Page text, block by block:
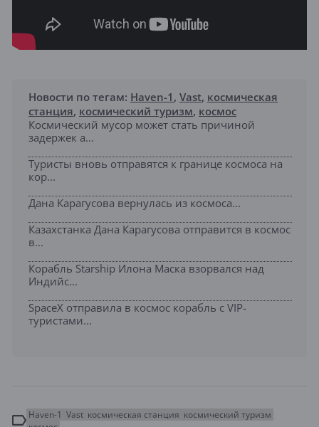
Новости по тегам: Haven-1 , Vast, космическая
станция, космический туризм, космос
Космический мусор может стать причиной
задержек а...
Туристы вновь отправятся к границе космоса на
кор...
Дана Карагусова вернулась из космоса...
Казахстанка Дана Карагусова отправится в космос
в...
Корабль Starship Илона Маска взорвался над
Индийс...
SpaceX отправила в космос корабль с VIP-
туристами...
Haven-1 Vast космическая станция космический туризм